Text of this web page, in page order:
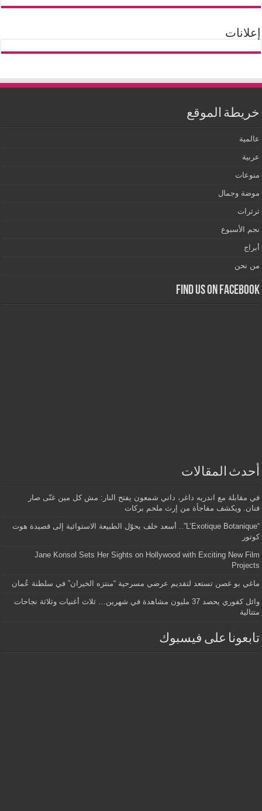
إعلانات
خريطة الموقع
عالمية
عربية
منوعات
موضة وجمال
ثرثرات
نجم الأسبوع
أبراج
من نحن
Find us on Facebook
أحدث المقالات
في مقابلة مع اندريه داغر، داني شمعون يفتح النار: مش كل مين غنّى صار
فنان. ويكشف مفاجأة من إرث ملحم بركات
“L’Exotique Botanique”.. أسعد خلف يحوّل الطبيعة الاستوائية إلى قصيدة هوت
كوتور
Jane Konsol Sets Her Sights on Hollywood with Exciting New Film
Projects
ماغي بو غصن تستعد لتقديم عرضي مسرحية “منتزه الخيران” في سلطنة عُمان
وائل كفوري يحصد 37 مليون مشاهدة في شهرين… ثلاث أغنيات وثلاثة نجاحات
متتالية
تابعونا على فيسبوك